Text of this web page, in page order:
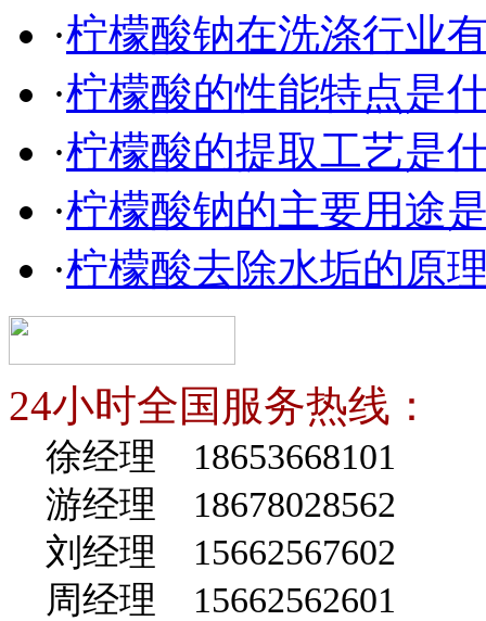
·柠檬酸钠在洗涤行业
·柠檬酸的性能特点是
·柠檬酸的提取工艺是
·柠檬酸钠的主要用途
·柠檬酸去除水垢的原
24小时全国服务热线：
徐经理 18653668101
游经理 18678028562
刘经理 15662567602
周经理 15662562601